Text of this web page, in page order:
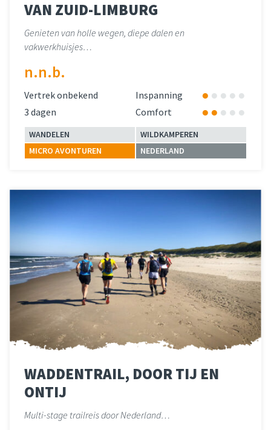
VAN ZUID-LIMBURG
Genieten van holle wegen, diepe dalen en
vakwerkhuisjes…
n.n.b.
Vertrek onbekend
Inspanning
3 dagen
Comfort
WANDELEN
WILDKAMPEREN
MICRO AVONTUREN
NEDERLAND
WADDENTRAIL, DOOR TIJ EN
ONTIJ
Multi-stage trailreis door Nederland…